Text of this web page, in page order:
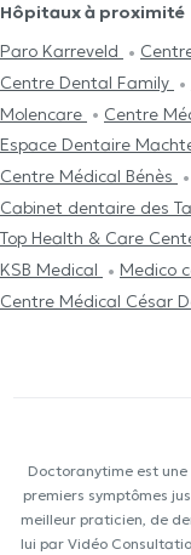
Hôpitaux à proximité
Paro Karreveld
Centre Dental Family
Molencare
Centre
Espace Dentaire
Centre Médical Bénès
Cabinet dentaire des
Top Health & Care
KSB Medical
Medico
Centre Médical César
Doctoranytime est
premiers symptômes
meilleur praticien, de
lui par Vidéo